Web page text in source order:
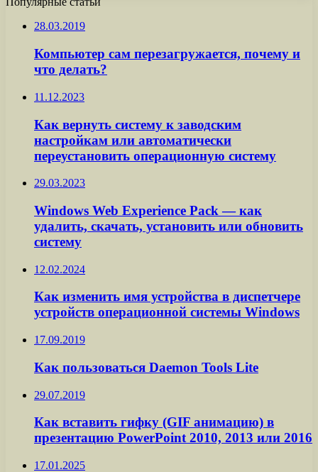
28.03.2019
Компьютер сам перезагружается, почему и
что делать?
11.12.2023
Как вернуть систему к заводским
настройкам или автоматически
переустановить операционную систему
29.03.2023
Windows Web Experience Pack — как
удалить, скачать, установить или обновить
систему
12.02.2024
Как изменить имя устройства в диспетчере
устройств операционной системы Windows
17.09.2019
Как пользоваться Daemon Tools Lite
29.07.2019
Как вставить гифку (GIF анимацию) в
презентацию PowerPoint 2010, 2013 или 2016
17.01.2025